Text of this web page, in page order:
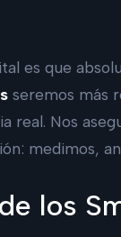
es que
seremos más
real. Nos
medimos,
los